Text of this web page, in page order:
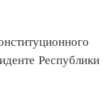
Республики